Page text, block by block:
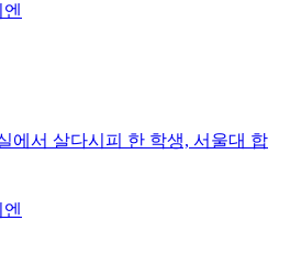
에서 살다시피 한 학생, 서울대 합